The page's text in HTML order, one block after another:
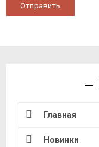
Отправить
Главная
Новинки